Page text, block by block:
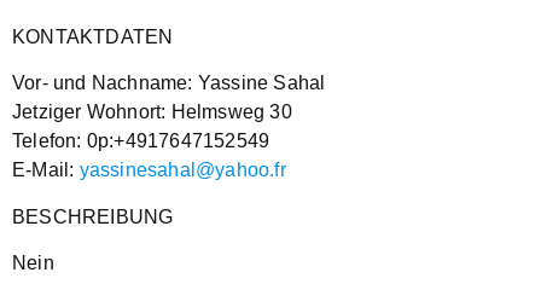
KONTAKTDATEN
Vor- und Nachname: Yassine Sahal
Jetziger Wohnort: Helmsweg 30
Telefon: 0p:+4917647152549
E-Mail: yassinesahal@yahoo.fr
BESCHREIBUNG
Nein